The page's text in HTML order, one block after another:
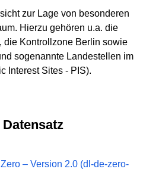
zur Lage von besonderen
Hierzu gehören u.a. die
die Kontrollzone Berlin sowie
sogenannte Landestellen im
Interest Sites - PIS).
– Version 2.0 (dl-de-zero-